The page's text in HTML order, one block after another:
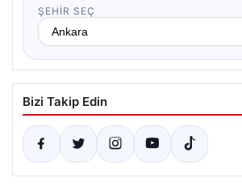
ŞEHIR SEÇ
Bizi Takip Edin